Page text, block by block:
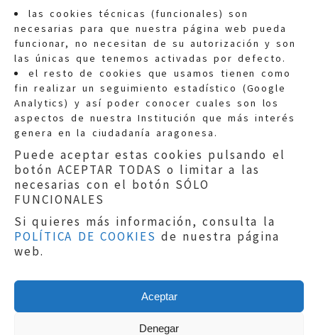
las cookies técnicas (funcionales) son
necesarias para que nuestra página web pueda
funcionar, no necesitan de su autorización y son
las únicas que tenemos activadas por defecto.
el resto de cookies que usamos tienen como
fin realizar un seguimiento estadístico (Google
Analytics) y así poder conocer cuales son los
aspectos de nuestra Institución que más interés
genera en la ciudadanía aragonesa.
Puede aceptar estas cookies pulsando el
botón ACEPTAR TODAS o limitar a las
necesarias con el botón SÓLO
FUNCIONALES
Si quieres más información, consulta la
POLÍTICA DE COOKIES de nuestra página
web.
Aceptar
Denegar
Quejas:quejas@eljusticiadearagon.es
Información general:
informacion@eljusticiadearagon.es
Teléfonos:900 210 210/
Aviso legal|Política de privacidad|
Protección de Datos
Política de cookies
Copyright © 2019El Justicia de Aragón|
Sephor Consulting